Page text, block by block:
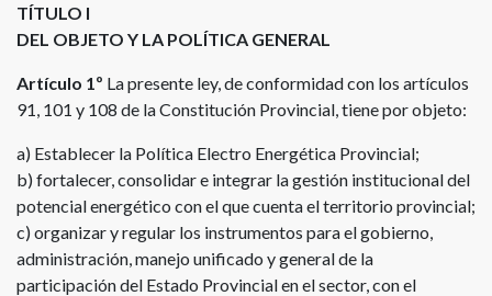
TÍTULO I
DEL OBJETO Y LA POLÍTICA GENERAL
Artículo 1º La presente ley, de conformidad con los artículos
91, 101 y 108 de la Constitución Provincial, tiene por objeto:
a) Establecer la Política Electro Energética Provincial;
b) fortalecer, consolidar e integrar la gestión institucional del
potencial energético con el que cuenta el territorio provincial;
c) organizar y regular los instrumentos para el gobierno,
administración, manejo unificado y general de la
participación del Estado Provincial en el sector, con el